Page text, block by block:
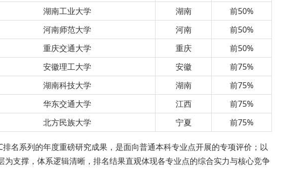
湖南工业大学 湖南
前50%
河南师范大学 河南
前50%
重庆交通大学 重庆
前50%
安徽理工大学 安徽
前75%
湖南科技大学 湖南
前75%
华东交通大学 江西
前75%
北方民族大学 宁夏 前75%
名系列的年度重磅研究成果，是面向普通本科专业点开展的专项评价； 以
为支撑，体系逻辑清晰 ， 排名结果直观体现各专业点的综合实力与核心竞争